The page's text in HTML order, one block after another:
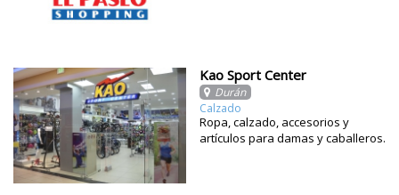
Kao Sport Center
Durán
Calzado
Ropa, calzado, accesorios y
artículos para damas y caballeros.